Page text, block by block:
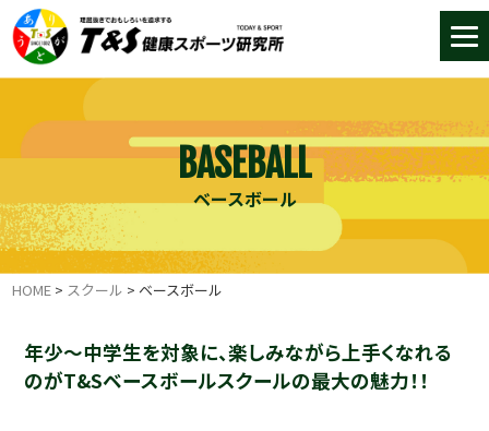
BASEBALL
ベースボール
HOME > スクール > ベースボール
年少～中学生を対象に、楽しみながら上手くなれる
のがT&Sベースボールスクールの最大の魅力！！